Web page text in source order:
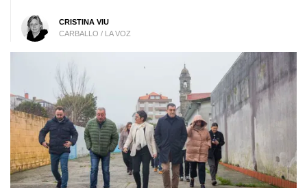
CRISTINA VIU
CARBALLO / LA VOZ